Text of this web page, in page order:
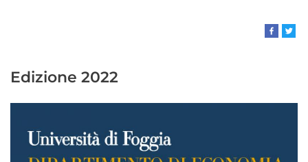
Edizione 2022